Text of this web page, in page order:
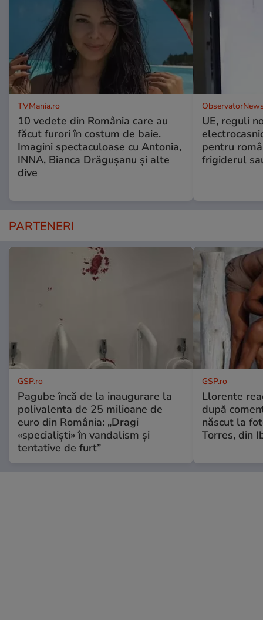
TVMania.ro
10 vedete din România care au
făcut furori în costum de baie.
Imagini spectaculoase cu Antonia,
INNA, Bianca Drăgușanu și alte
dive
UE, reguli
pentru
frigiderul
PARTENERI
GSP.ro
Pagube încă de la inaugurare la
polivalenta de 25 milioane de
euro din România: „Dragi
«specialiști» în vandalism și
tentative de furt”
GSP.ro
Llorente
după
născut la
Torres, din